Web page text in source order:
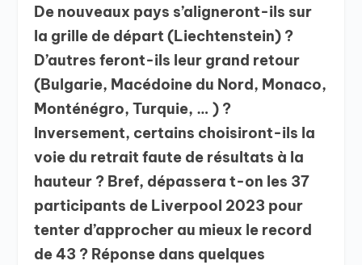
De nouveaux pays s’aligneront-ils sur
la grille de départ (Liechtenstein) ?
D’autres feront-ils leur grand retour
(Bulgarie, Macédoine du Nord, Monaco,
Monténégro, Turquie, … ) ?
Inversement, certains choisiront-ils la
voie du retrait faute de résultats à la
hauteur ? Bref, dépassera t-on les 37
participants de Liverpool 2023 pour
tenter d’approcher au mieux le record
de 43 ? Réponse dans quelques